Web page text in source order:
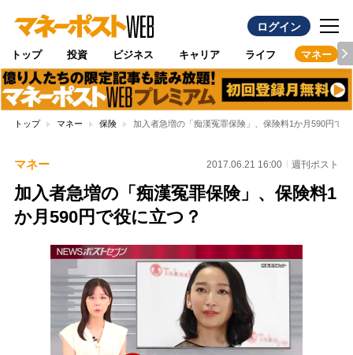
ログイン
トップ 投資 ビジネス キャリア ライフ マネー
トップ マネー 保険 加入者急増の「痴漢冤罪保険」、保険料1か月590円で
マネー 2017.06.21 16:00 週刊ポスト
加入者急増の「痴漢冤罪保険」、保険料1
か月590円で役に立つ？